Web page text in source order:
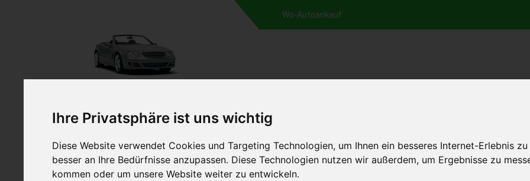
Ihre Privatsphäre ist uns wichtig
Diese Website verwendet Cookies und Targeting Technologien, um Ihnen ein besseres Internet-Erlebnis
besser an Ihre Bedürfnisse anzupassen. Diese Technologien nutzen wir außerdem, um Ergebnisse zu
kommen oder um unsere Website weiter zu entwickeln.
Wo-Autoankauf
HOME AUTOANKAUF